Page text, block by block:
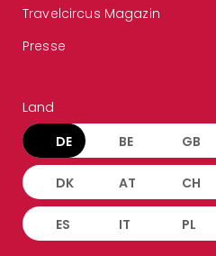
Travelcircus Magazin
Presse
Land
DE BE GB
DK AT CH
ES IT PL